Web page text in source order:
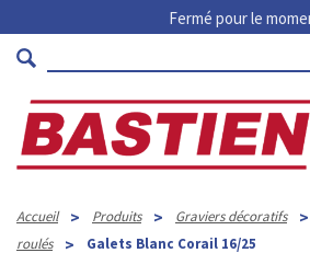
Fermé pour le
Accueil > Produits > Graviers décoratifs >
roulés
> Galets Blanc Corail 16/25